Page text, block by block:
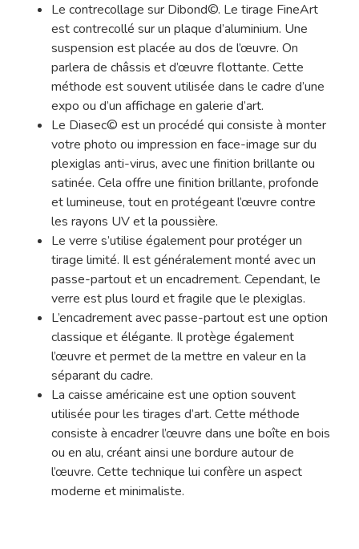
Le contrecollage sur Dibond©. Le tirage FineArt
est contrecollé sur un plaque d’aluminium. Une
suspension est placée au dos de l’œuvre. On
parlera de châssis et d’œuvre flottante. Cette
méthode est souvent utilisée dans le cadre d’une
expo ou d’un affichage en galerie d’art.
Le Diasec© est un procédé qui consiste à monter
votre photo ou impression en face-image sur du
plexiglas anti-virus, avec une finition brillante ou
satinée. Cela offre une finition brillante, profonde
et lumineuse, tout en protégeant l’œuvre contre
les rayons UV et la poussière.
Le verre s’utilise également pour protéger un
tirage limité. Il est généralement monté avec un
passe-partout et un encadrement. Cependant, le
verre est plus lourd et fragile que le plexiglas.
L’encadrement avec passe-partout est une option
classique et élégante. Il protège également
l’œuvre et permet de la mettre en valeur en la
séparant du cadre.
La caisse américaine est une option souvent
utilisée pour les tirages d’art. Cette méthode
consiste à encadrer l’œuvre dans une boîte en bois
ou en alu, créant ainsi une bordure autour de
l’œuvre. Cette technique lui confère un aspect
moderne et minimaliste.